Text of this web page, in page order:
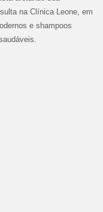
na Clínica Leone, em
e shampoos